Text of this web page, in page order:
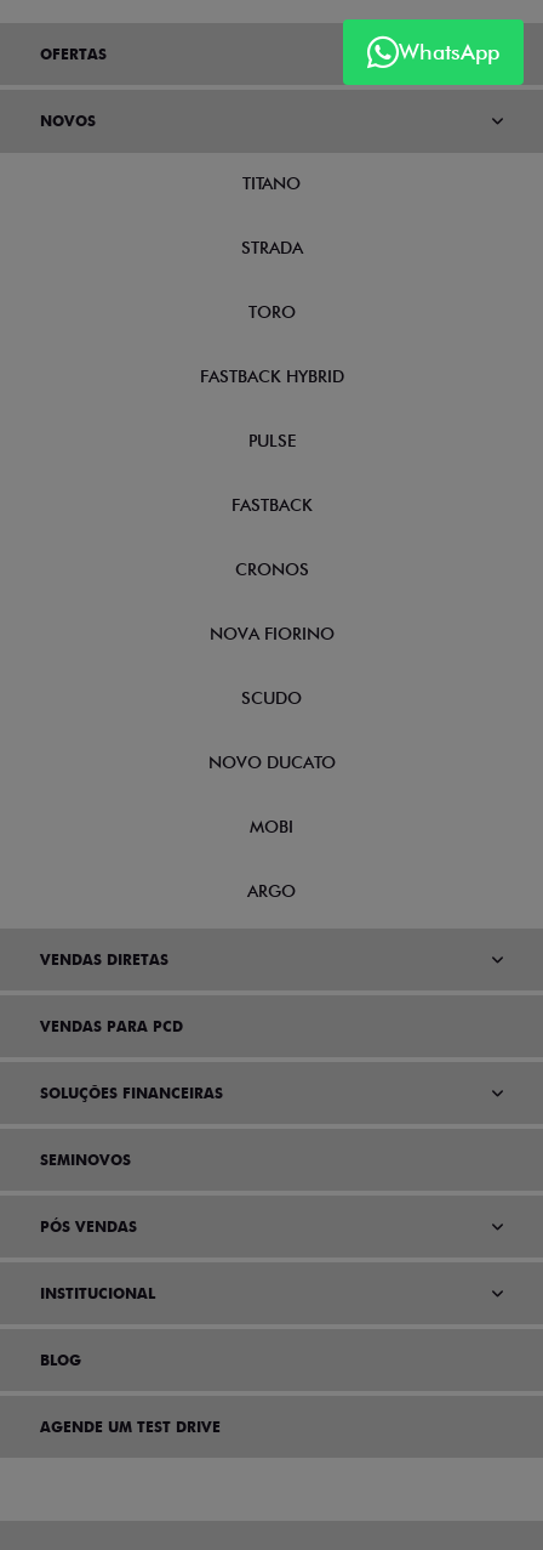
WhatsApp
OFERTAS
NOVOS
TITANO
STRADA
TORO
FASTBACK HYBRID
PULSE
FASTBACK
CRONOS
NOVA FIORINO
SCUDO
NOVO DUCATO
MOBI
ARGO
VENDAS DIRETAS
VENDAS PARA PCD
SOLUÇÕES FINANCEIRAS
SEMINOVOS
PÓS VENDAS
INSTITUCIONAL
BLOG
AGENDE UM TEST DRIVE